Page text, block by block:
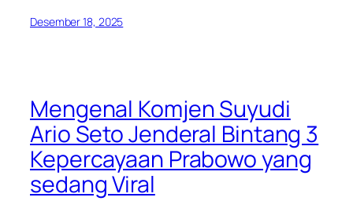
Desember 18, 2025
Mengenal Komjen Suyudi
Ario Seto Jenderal Bintang 3
Kepercayaan Prabowo yang
sedang Viral